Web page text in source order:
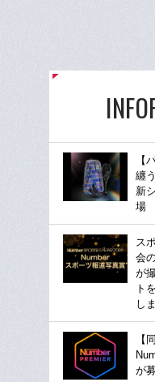
【
纏
新
場
ス
会
が
ト
し
【
が